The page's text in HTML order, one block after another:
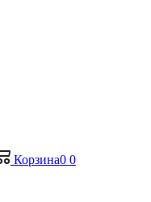
Корзина0 0